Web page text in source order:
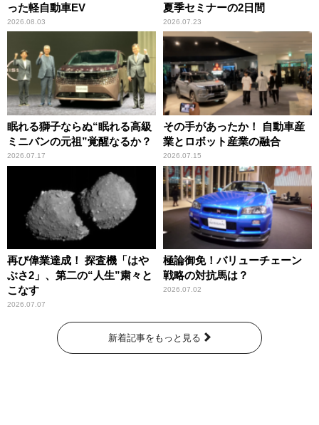
った軽自動車EV
2026.08.03
夏季セミナーの2日間
2026.07.23
眠れる獅子ならぬ“眠れる高級
ミニバンの元祖”覚醒なるか？
2026.07.17
その手があったか！ 自動車産
業とロボット産業の融合
2026.07.15
再び偉業達成！ 探査機「はや
ぶさ2」、第二の“人生”粛々と
こなす
2026.07.07
極論御免！バリューチェーン
戦略の対抗馬は？
2026.07.02
新着記事をもっと見る